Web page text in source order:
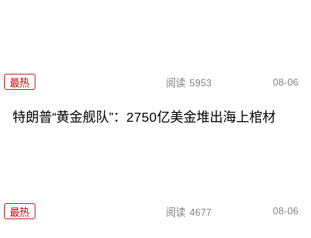
最热 阅读 5953 08-06
特朗普“黄金舰队”：2750亿美金堆出海上棺材
最热 阅读 4677 08-06